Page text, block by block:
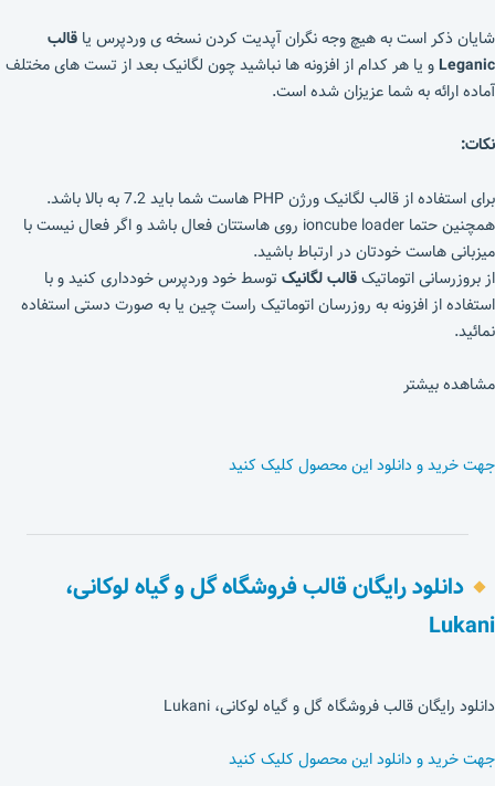
شایان ذکر است به هیچ وجه نگران آپدیت کردن نسخه ی وردپرس یا قالب
Leganic و یا هر کدام از افزونه ها نباشید چون لگانیک بعد از تست های مختلف
آماده ارائه به شما عزیزان شده است.
نکات:
برای استفاده از قالب لگانیک ورژن PHP هاست شما باید 7.2 به بالا باشد.
همچنین حتما ioncube loader روی هاستتان فعال باشد و اگر فعال نیست با
میزبانی هاست خودتان در ارتباط باشید.
از بروزرسانی اتوماتیکقالب لگانیک توسط خود وردپرس خودداری کنید و با
استفاده از افزونه به روزرسان اتوماتیک راست چین یا به صورت دستی استفاده
نمائید.
مشاهده بیشتر
جهت خرید و دانلود این محصول کلیک کنید
دانلود رایگان قالب فروشگاه گل و گیاه لوکانی،
Lukani
دانلود رایگان قالب فروشگاه گل و گیاه لوکانی، Lukani
جهت خرید و دانلود این محصول کلیک کنید